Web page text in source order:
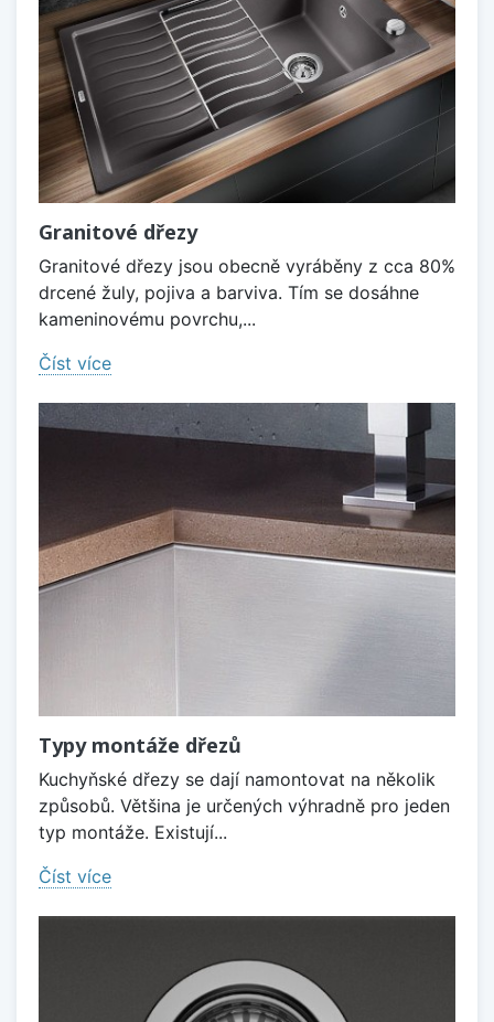
Granitové dřezy
Granitové dřezy jsou obecně vyráběny z cca 80%
drcené žuly, pojiva a barviva. Tím se dosáhne
kameninovému povrchu,...
Číst více
Typy montáže dřezů
Kuchyňské dřezy se dají namontovat na několik
způsobů. Většina je určených výhradně pro jeden
typ montáže. Existují...
Číst více